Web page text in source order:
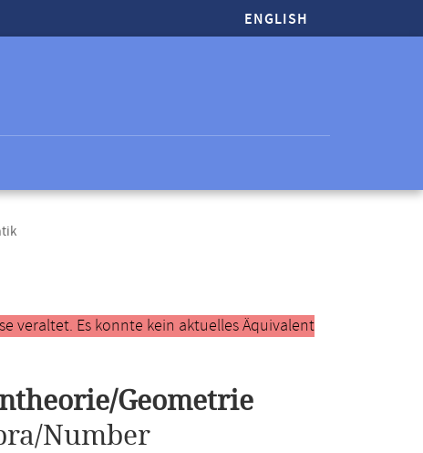
ENGLISH
veraltet. Es konnte kein aktuelles Äquivalent
Geometrie
Number